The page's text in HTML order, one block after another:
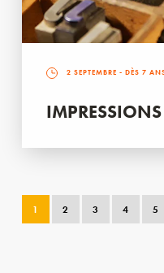
2 SEPTEMBRE - DÈS 7
1 2 3 4 5